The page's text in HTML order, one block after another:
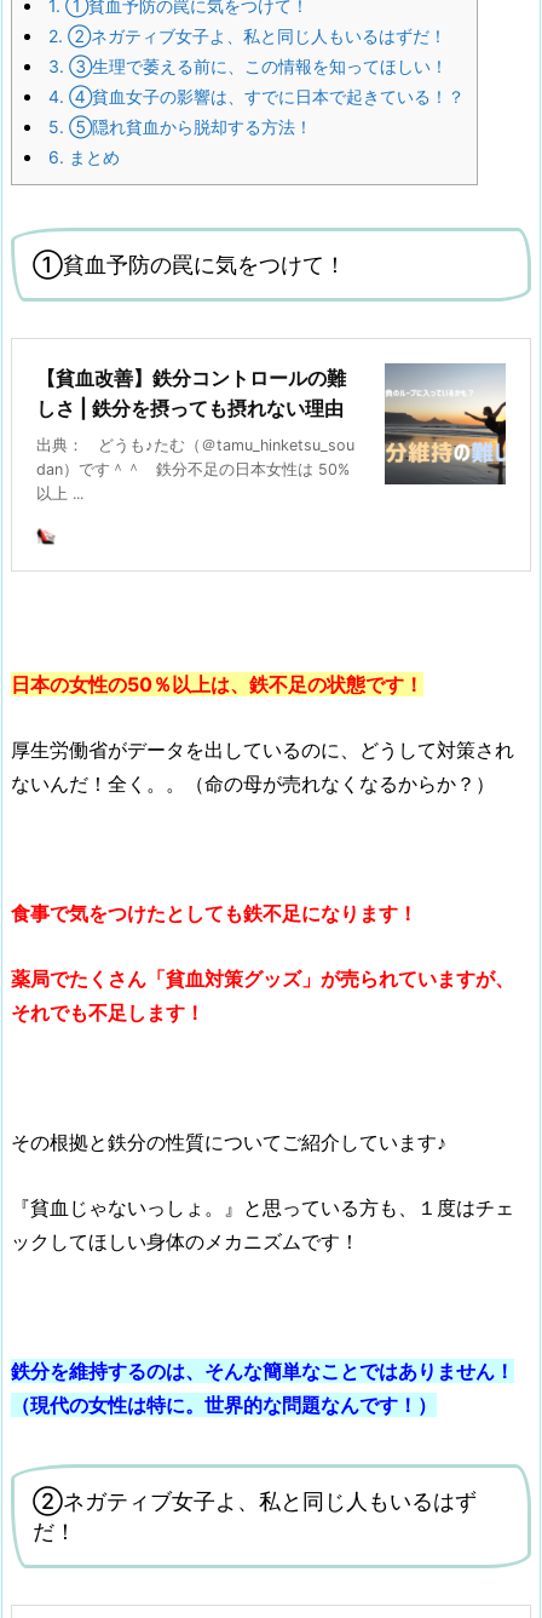
1. ①貧血予防の罠に気をつけて！
2. ②ネガティブ女子よ、私と同じ人もいるはずだ！
3. ③生理で萎える前に、この情報を知ってほしい！
4. ④貧血女子の影響は、すでに日本で起きている！？
5. ⑤隠れ貧血から脱却する方法！
6. まとめ
①貧血予防の罠に気をつけて！
【貧血改善】鉄分コントロールの難
しさ | 鉄分を摂っても摂れない理由
出典： どうも♪たむ（＠tamu_hinketsu_sou
dan）です＾＾ 鉄分不足の日本女性は 50%
以上 ...
日本の女性の50％以上は、鉄不足の状態です！
厚生労働省がデータを出しているのに、どうして対策され
ないんだ！全く。。（命の母が売れなくなるからか？）
食事で気をつけたとしても鉄不足になります！
薬局でたくさん「貧血対策グッズ」が売られていますが、
それでも不足します！
その根拠と鉄分の性質についてご紹介しています♪
『貧血じゃないっしょ。』と思っている方も、１度はチェ
ックしてほしい身体のメカニズムです！
鉄分を維持するのは、そんな簡単なことではありません！
（現代の女性は特に。世界的な問題なんです！）
②ネガティブ女子よ、私と同じ人もいるはず
だ！